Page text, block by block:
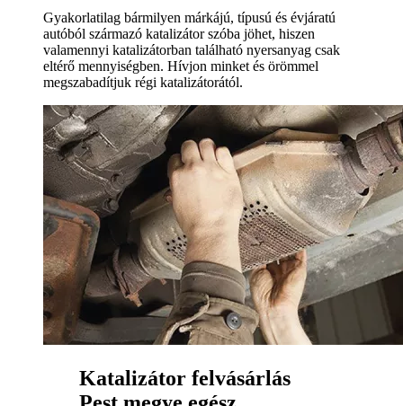
Gyakorlatilag bármilyen márkájú, típusú és évjáratú
autóból származó katalizátor szóba jöhet, hiszen
valamennyi katalizátorban található nyersanyag csak
eltérő mennyiségben. Hívjon minket és örömmel
megszabadítjuk régi katalizátorától.
Katalizátor felvásárlás